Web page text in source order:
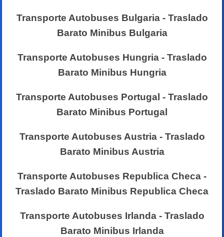
Transporte Autobuses Bulgaria - Traslado
Barato Minibus Bulgaria
Transporte Autobuses Hungria - Traslado
Barato Minibus Hungria
Transporte Autobuses Portugal - Traslado
Barato Minibus Portugal
Transporte Autobuses Austria - Traslado
Barato Minibus Austria
Transporte Autobuses Republica Checa -
Traslado Barato Minibus Republica Checa
Transporte Autobuses Irlanda - Traslado
Barato Minibus Irlanda